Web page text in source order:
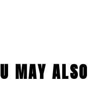
MAY